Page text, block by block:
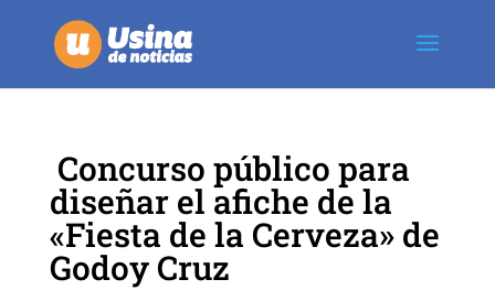
Concurso público para
diseñar el afiche de la
«Fiesta de la Cerveza» de
Godoy Cruz